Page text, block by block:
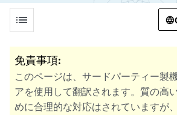
list
免責事項:
このページは、サードパーティー製
アを使用して翻訳されます。質の高
めに合理的な対応はされていますが